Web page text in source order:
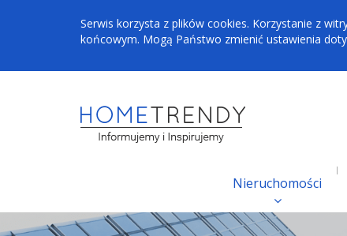
Serwis korzysta z plików cookies. Korzystanie z
końcowym. Mogą Państwo zmienić ustawienia
Nieruchomości